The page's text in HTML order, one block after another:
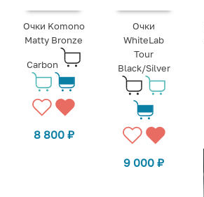
Очки Komono
Matty Bronze
Carbon
8 800 ₽
Очки
WhiteLab
Tour
Black/Silver
9 000₽